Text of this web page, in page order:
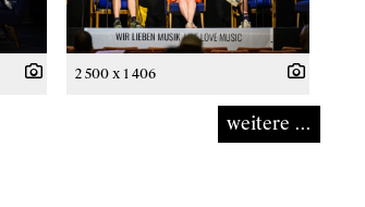
2 500 x 1 406
weitere ...